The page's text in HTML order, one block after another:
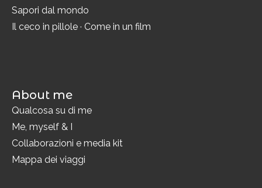
Sapori dal mondo
Il ceco in pillole · Come in un film
About me
Qualcosa su di me
Me, myself & I
Collaborazioni e media kit
Mappa dei viaggi